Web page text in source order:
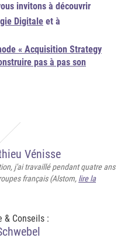
invitons à découvrir
Digitale et à
« Acquisition Strategy
pas à pas son
Vénisse
j'ai travaillé pendant quatre ans
français (Alstom, lire la
& Conseils :